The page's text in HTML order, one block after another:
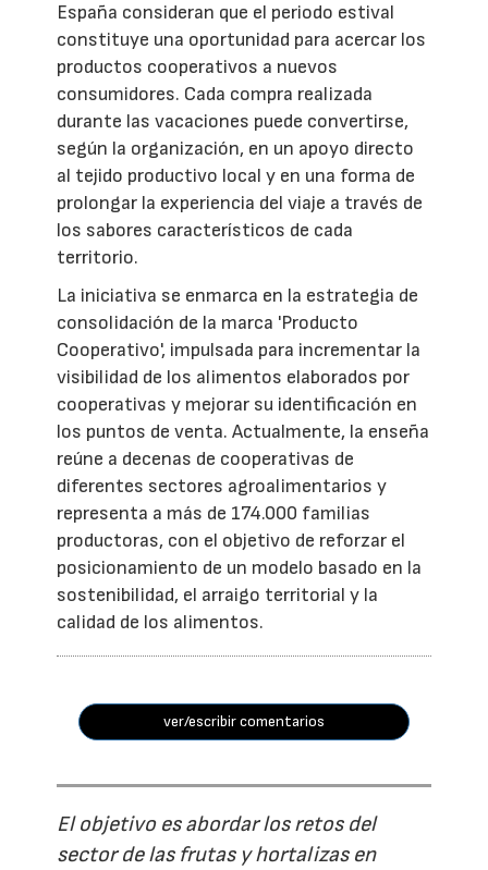
España consideran que el periodo estival
constituye una oportunidad para acercar los
productos cooperativos a nuevos
consumidores. Cada compra realizada
durante las vacaciones puede convertirse,
según la organización, en un apoyo directo
al tejido productivo local y en una forma de
prolongar la experiencia del viaje a través de
los sabores característicos de cada
territorio.
La iniciativa se enmarca en la estrategia de
consolidación de la marca 'Producto
Cooperativo', impulsada para incrementar la
visibilidad de los alimentos elaborados por
cooperativas y mejorar su identificación en
los puntos de venta. Actualmente, la enseña
reúne a decenas de cooperativas de
diferentes sectores agroalimentarios y
representa a más de 174.000 familias
productoras, con el objetivo de reforzar el
posicionamiento de un modelo basado en la
sostenibilidad, el arraigo territorial y la
calidad de los alimentos.
ver/escribir comentarios
El objetivo es abordar los retos del
sector de las frutas y hortalizas en